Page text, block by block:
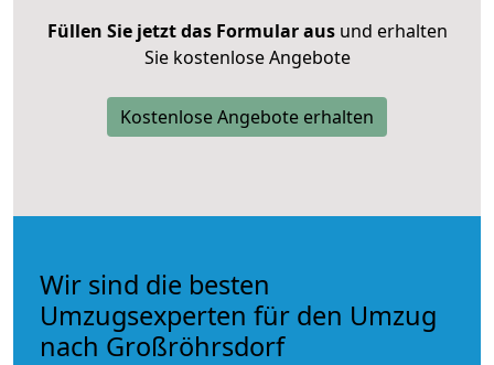
Füllen Sie jetzt das Formular ausund erhalten
Sie kostenlose Angebote
Kostenlose Angebote erhalten
Wir sind die besten
Umzugsexperten für den Umzug
nach Großröhrsdorf